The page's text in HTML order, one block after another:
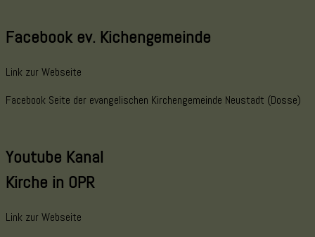
Facebook ev. Kichengemeinde
Link zur Webseite
Facebook Seite der evangelischen Kirchengemeinde Neustadt (Dosse)
Youtube Kanal
Kirche in OPR
Link zur Webseite